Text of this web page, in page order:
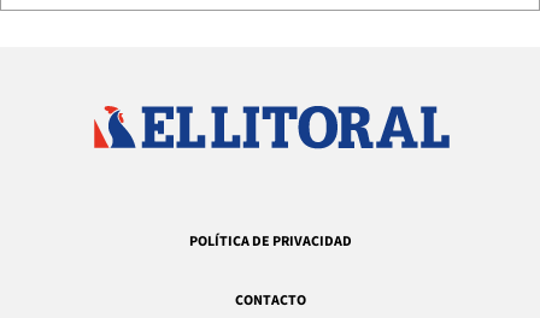
POLÍTICA DE PRIVACIDAD
CONTACTO